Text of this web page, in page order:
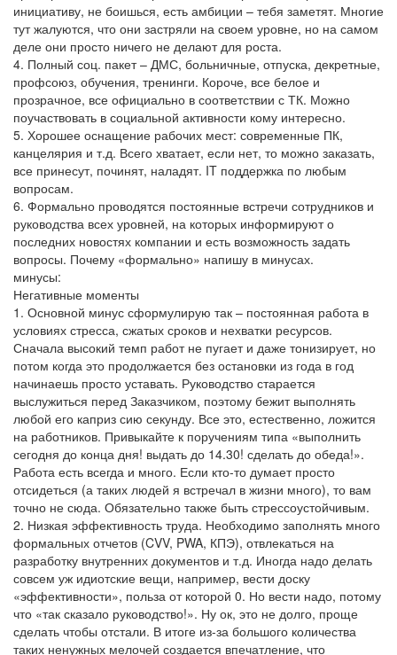
инициативу, не боишься, есть амбиции – тебя заметят. Многие
тут жалуются, что они застряли на своем уровне, но на самом
деле они просто ничего не делают для роста.
4. Полный соц. пакет – ДМС, больничные, отпуска, декретные,
профсоюз, обучения, тренинги. Короче, все белое и
прозрачное, все официально в соответствии с ТК. Можно
поучаствовать в социальной активности кому интересно.
5. Хорошее оснащение рабочих мест: современные ПК,
канцелярия и т.д. Всего хватает, если нет, то можно заказать,
все принесут, починят, наладят. IT поддержка по любым
вопросам.
6. Формально проводятся постоянные встречи сотрудников и
руководства всех уровней, на которых информируют о
последних новостях компании и есть возможность задать
вопросы. Почему «формально» напишу в минусах.
минусы:
Негативные моменты
1. Основной минус сформулирую так – постоянная работа в
условиях стресса, сжатых сроков и нехватки ресурсов.
Сначала высокий темп работ не пугает и даже тонизирует, но
потом когда это продолжается без остановки из года в год
начинаешь просто уставать. Руководство старается
выслужиться перед Заказчиком, поэтому бежит выполнять
любой его каприз сию секунду. Все это, естественно, ложится
на работников. Привыкайте к поручениям типа «выполнить
сегодня до конца дня! выдать до 14.30! сделать до обеда!».
Работа есть всегда и много. Если кто-то думает просто
отсидеться (а таких людей я встречал в жизни много), то вам
точно не сюда. Обязательно также быть стрессоустойчивым.
2. Низкая эффективность труда. Необходимо заполнять много
формальных отчетов (CVV, PWA, КПЭ), отвлекаться на
разработку внутренних документов и т.д. Иногда надо делать
совсем уж идиотские вещи, например, вести доску
«эффективности», польза от которой 0. Но вести надо, потому
что «так сказало руководство!». Ну ок, это не долго, проще
сделать чтобы отстали. В итоге из-за большого количества
таких ненужных мелочей создается впечатление, что